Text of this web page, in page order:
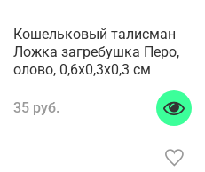
Кошельковый талисман
Ложка загребушка Перо,
олово, 0,6x0,3x0,3 см
35 руб.